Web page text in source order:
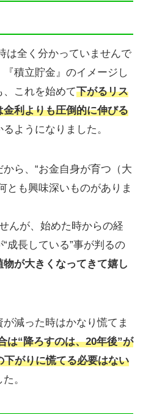
は全く分かっていませんで
積立貯金』のイメージし
これを始めて下がるリス
利よりも圧倒的に伸びる
ようになりました。
ら、“お金自身が育つ（大
とも興味深いものがありま
んが、始めた時からの経
成長している”事が判るの
が大きくなってきて嬉し
減った時はかなり慌てま
は“降ろすのは、20年後”が
がりに慌てる必要はない
。